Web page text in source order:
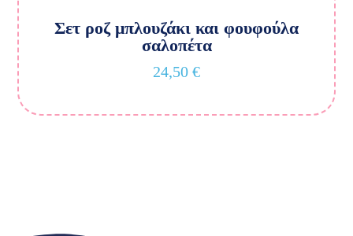
Σετ ροζ μπλουζάκι και φουφούλα
σαλοπέτα
24,50 €